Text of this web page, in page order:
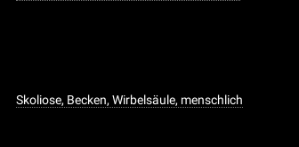
Skoliose, Becken, Wirbelsäule, menschlich